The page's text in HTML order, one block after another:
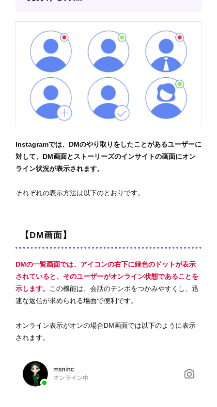
Instagramでは、DMのやり取りをしたことがあるユーザーに
対して、DM画面とストーリーズのインサイトの画面にオン
ライン状況が表示されます。
それぞれの表示方法は以下のとおりです。
【DM画面】
DMの一覧画面では、アイコンの右下に緑色のドットが表示
されていると、そのユーザーがオンライン状態であることを
示します。 この機能は、会話のテンポをつかみやすくし、迅
速な返信が求められる場面で便利です。
オンライン表示がオンの場合DM画面では以下のように表示
されます。